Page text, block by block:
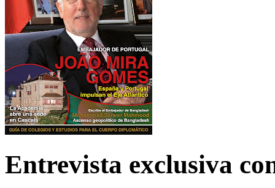
Entrevista exclusiva